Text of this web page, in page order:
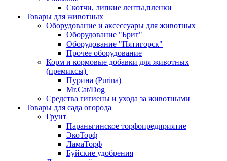
Скотчи, липкие ленты,пленки
Товары для животных
Оборудование и аксессуары для животных
Оборудование "Бриг"
Оборудование "Пятигорск"
Прочее оборудование
Корм и кормовые добавки для животных
(премиксы)
Пурина (Purina)
Mr.Cat/Dog
Средства гигиены и ухода за животными
Товары для сада огорода
Грунт
Параньгинское торфопредприятие
ЭкоТорф
ЛамаТорф
Буйские удобрения